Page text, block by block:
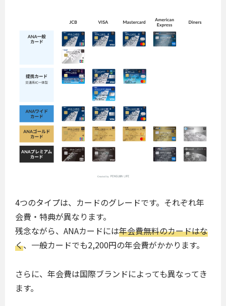
4つのタイプは、カードのグレードです。それぞれ年
会費・特典が異なります。
残念ながら、ANAカードには年会費無料のカードはな
く、一般カードでも2,200円の年会費がかかります。
さらに、年会費は国際ブランドによっても異なってき
ます。